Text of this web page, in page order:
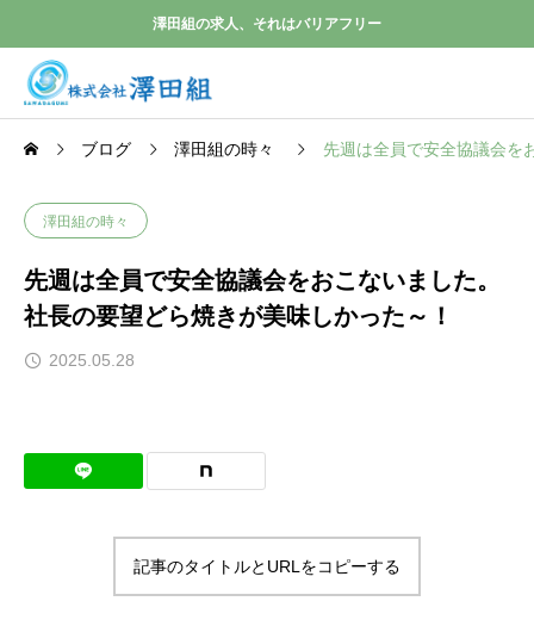
澤田組の求人、それはバリアフリー
ブログ 澤田組の時々 先週は全員で安全協議会を
澤田組の時々
先週は全員で安全協議会をおこないました。
社長の要望どら焼きが美味しかった～！
2025.05.28
記事のタイトルとURLをコピーする